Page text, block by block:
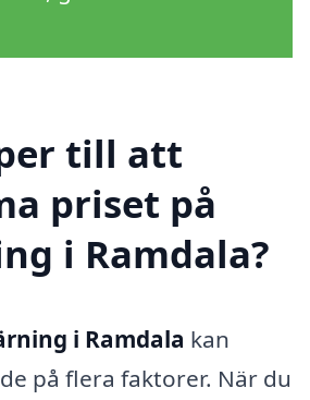
till att
priset på
i Ramdala?
i Ramdala kan
på flera faktorer. När du